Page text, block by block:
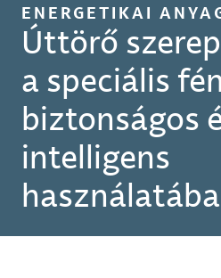
ENERGETIKAI
Úttörő
a speciális
biztonságos
intelligens